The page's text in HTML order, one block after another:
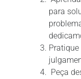
para
Peça